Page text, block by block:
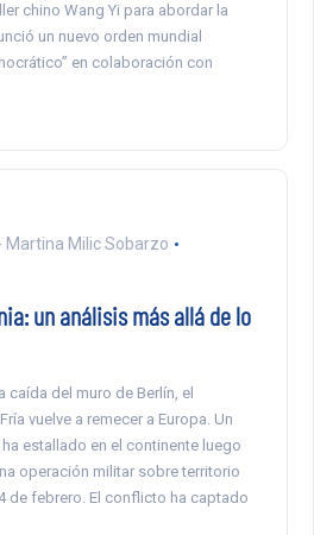
chino Wang Yi para abordar la
un nuevo orden mundial
en colaboración con
Milic Sobarzo
un análisis más allá de lo
caída del muro de Berlín, el
vuelve a remecer a Europa. Un
estallado en el continente luego
operación militar sobre territorio
de febrero. El conflicto ha captado